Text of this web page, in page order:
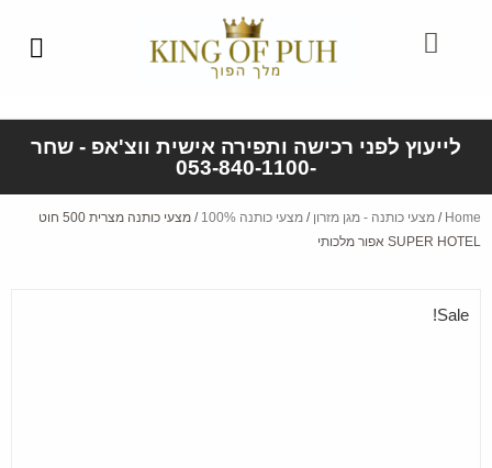
לייעוץ לפני רכישה ותפירה אישית ווצ'אפ - שחר
-053-840-1100
Home
/ מצעי כותנה - מגן מזרון / מצעי כותנה 100%
/ מצעי כותנה מצרית 500 חוט
SUPER HOTEL אפור מלכותי
Sale!